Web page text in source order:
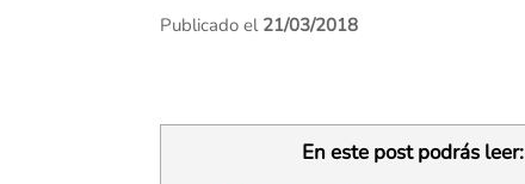
Publicado el 21/03/2018
En este post podrás leer: